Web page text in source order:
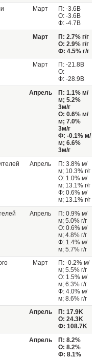
Март
П: -3.6B
О: -3.6B
Ф: -4.7B
Март
П: 2.7% г/г
О: 2.9% г/г
Ф: 4.5% г/г
Март
П: -21.8B
О:
Ф: -28.9B
Апрель
П: 1.1% м/
м; 5.2%
3м/г
О: 0.6% м/
м; 7.0%
3м/г
Ф: -0.1% м/
м; 6.6%
3м/г
Апрель
П: 3.8% м/
м; 10.3% г/г
О: 1.0% м/
м; 13.1% г/г
Ф: 0.6% м/
м; 13.1% г/г
Апрель
П: 0.9% м/
м; 5.0% г/г
О: 0.6% м/
м; 4.8% г/г
Ф: 1.4% м/
м; 5.7% г/г
Март
П: -0.2% м/
м; 5.5% г/г
О: 1.5% м/
м; 6.3% г/г
Ф: 4.0% м/
м; 8.6% г/г
Апрель
П: 17.9K
О: 24.3K
Ф: 108.7K
Апрель
П: 8.2%
О: 8.2%
Ф: 8.1%